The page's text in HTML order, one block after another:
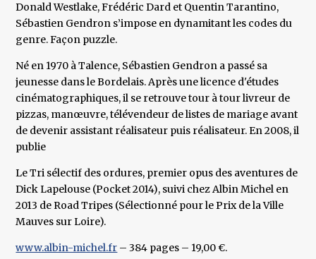
Donald Westlake, Frédéric Dard et Quentin Tarantino,
Sébastien Gendron s’impose en dynamitant les codes du
genre. Façon puzzle.
Né en 1970 à Talence, Sébastien Gendron a passé sa
jeunesse dans le Bordelais. Après une licence d'études
cinématographiques, il se retrouve tour à tour livreur de
pizzas, manœuvre, télévendeur de listes de mariage avant
de devenir assistant réalisateur puis réalisateur. En 2008, il
publie
Le Tri sélectif des ordures, premier opus des aventures de
Dick Lapelouse (Pocket 2014), suivi chez Albin Michel en
2013 de Road Tripes (Sélectionné pour le Prix de la Ville
Mauves sur Loire).
www.albin-michel.fr – 384 pages – 19,00 €.